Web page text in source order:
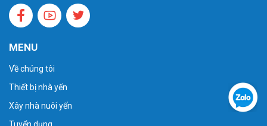
MENU
Về chúng tôi
Thiết bị nhà yến
Xây nhà nuôi yến